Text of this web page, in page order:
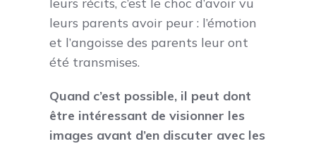
leurs parents avoir peur : l’émotion
et l’angoisse des parents leur ont
été transmises.
Quand c’est possible, il peut dont
être intéressant de visionner les
images avant d’en discuter avec les